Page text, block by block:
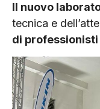
Il nuovo
tecnica e
di